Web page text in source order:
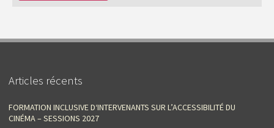
Articles récents
FORMATION INCLUSIVE D‘INTERVENANTS SUR L’ACCESSIBILITÉ DU
CINÉMA – SESSIONS 2027